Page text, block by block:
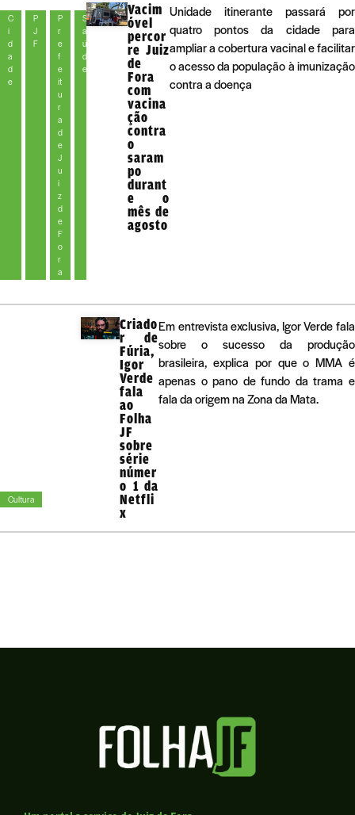
C
i
d
a
d
e
P
J
F
P
r
e
f
e
it
u
r
a
d
e
J
u
i
z
d
e
F
o
r
a
S
a
ú
d
e
Vacim
óvel
percor
re Juiz
de
Fora
com
vacina
ção
contra
o
saram
po
durant
e o
mês de
agosto
Unidade itinerante passará por
quatro pontos da cidade para
ampliar a cobertura vacinal e facilitar
o acesso da população à imunização
contra a doença
Cultura
Criado
r de
Fúria,
Igor
Verde
fala
ao
Folha
JF
sobre
série
númer
o 1 da
Netfli
x
Em entrevista exclusiva, Igor Verde fala
sobre o sucesso da produção
brasileira, explica por que o MMA é
apenas o pano de fundo da trama e
fala da origem na Zona da Mata.